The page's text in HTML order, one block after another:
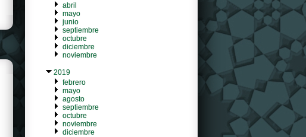
abril
mayo
junio
septiembre
octubre
diciembre
noviembre
2019
febrero
mayo
agosto
septiembre
octubre
noviembre
diciembre